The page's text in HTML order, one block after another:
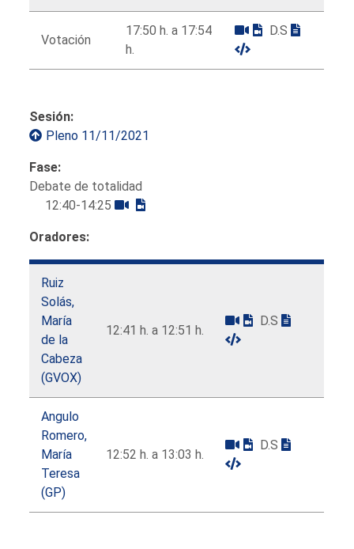
Votación
17:50 h. a 17:54
h.
D.S
Sesión:
Pleno 11/11/2021
Fase:
Debate de totalidad
12:40-14:25
Oradores:
Ruiz
Solás,
María
de la
Cabeza
(GVOX)
12:41 h. a 12:51 h.
D.S
Angulo
Romero,
María
Teresa
(GP)
12:52 h. a 13:03 h.
D.S